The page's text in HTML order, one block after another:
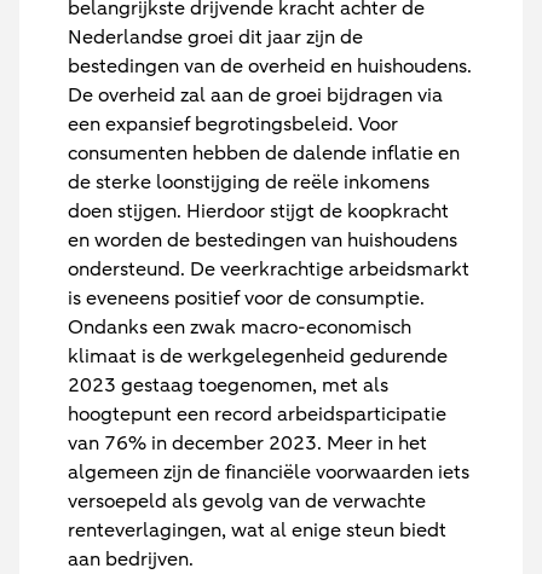
belangrijkste drijvende kracht achter de
Nederlandse groei dit jaar zijn de
bestedingen van de overheid en huishoudens.
De overheid zal aan de groei bijdragen via
een expansief begrotingsbeleid. Voor
consumenten hebben de dalende inflatie en
de sterke loonstijging de reële inkomens
doen stijgen. Hierdoor stijgt de koopkracht
en worden de bestedingen van huishoudens
ondersteund. De veerkrachtige arbeidsmarkt
is eveneens positief voor de consumptie.
Ondanks een zwak macro-economisch
klimaat is de werkgelegenheid gedurende
2023 gestaag toegenomen, met als
hoogtepunt een record arbeidsparticipatie
van 76% in december 2023. Meer in het
algemeen zijn de financiële voorwaarden iets
versoepeld als gevolg van de verwachte
renteverlagingen, wat al enige steun biedt
aan bedrijven.